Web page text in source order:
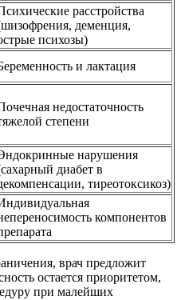
расстройства
деменция,
психозы)
и лактация
недостаточность
степени
нарушения
диабет в
тиреотоксикоз)
компонентов
врач предложит
остается приоритетом,
при малейших